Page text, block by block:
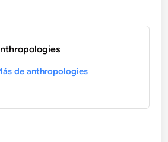
de anthropologies